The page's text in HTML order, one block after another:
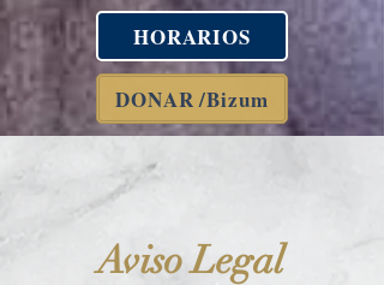
HORARIOS
DONAR /Bizum
Aviso Legal